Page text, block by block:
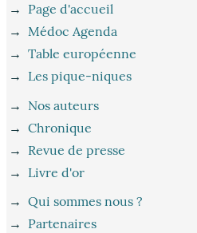
→ Page d'accueil
→Médoc Agenda
→Table européenne
→ Les pique-niques
→ Nos auteurs
→Chronique
→ Revue de presse
→ Livre d'or
→Qui sommes nous ?
→ Partenaires